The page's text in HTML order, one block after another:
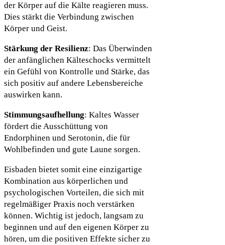
der Körper auf die Kälte reagieren muss.
Dies stärkt die Verbindung zwischen
Körper und Geist.
Stärkung der Resilienz: Das Überwinden
der anfänglichen Kälteschocks vermittelt
ein Gefühl von Kontrolle und Stärke, das
sich positiv auf andere Lebensbereiche
auswirken kann.
Stimmungsaufhellung: Kaltes Wasser
fördert die Ausschüttung von
Endorphinen und Serotonin, die für
Wohlbefinden und gute Laune sorgen.
Eisbaden bietet somit eine einzigartige
Kombination aus körperlichen und
psychologischen Vorteilen, die sich mit
regelmäßiger Praxis noch verstärken
können. Wichtig ist jedoch, langsam zu
beginnen und auf den eigenen Körper zu
hören, um die positiven Effekte sicher zu